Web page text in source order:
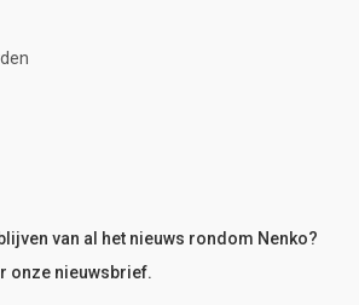
van al het nieuws rondom Nenko?
onze nieuwsbrief.